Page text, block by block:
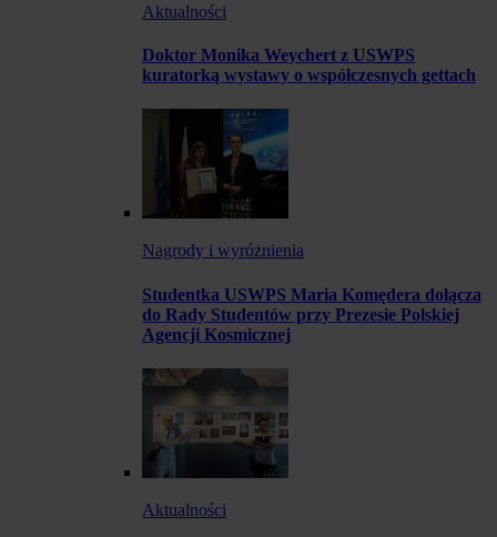
Aktualności
Doktor Monika Weychert z USWPS
kuratorką wystawy o współczesnych gettach
Nagrody i wyróżnienia
Studentka USWPS Maria Komędera dołącza
do Rady Studentów przy Prezesie Polskiej
Agencji Kosmicznej
Aktualności